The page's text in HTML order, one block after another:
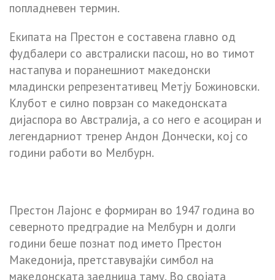
попладневен термин.
Екипата на Престон е составена главно од
фудбалери со австралиски пасош, но во тимот
настапува и поранешниот македонски
младински репрезентативец Метју Божиновски.
Клубот е силно поврзан со македонската
дијаспора во Австралија, а со него е асоциран и
легендарниот тренер Андон Дончески, кој со
години работи во Мелбурн.
Престон Лајонс е формиран во 1947 година во
северното предградие на Мелбурн и долги
години беше познат под името Престон
Македонија, претставувајќи симбол на
македонската заедница таму. Во својата